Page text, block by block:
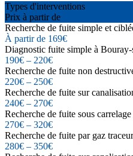
Types d'interventions
Prix à partir de
Recherche de fuite simple et
À partir de 169€
Diagnostic fuite simple à Bouray-
190€ – 220€
Recherche de fuite non
220€ – 250€
Recherche de fuite sur
240€ – 270€
Recherche de fuite sous
270€ – 320€
Recherche de fuite par gaz
280€ – 350€